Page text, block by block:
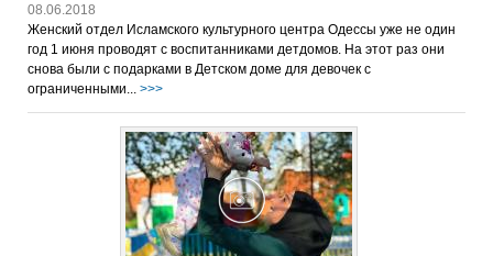
08.06.2018
Женский отдел Исламского культурного центра Одессы уже не один
год 1 июня проводят с воспитанниками детдомов. На этот раз они
снова были с подарками в Детском доме для девочек с
ограниченными... >>>